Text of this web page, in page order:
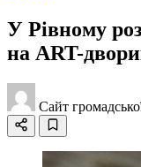
У Рівному
на ART-
Сайт